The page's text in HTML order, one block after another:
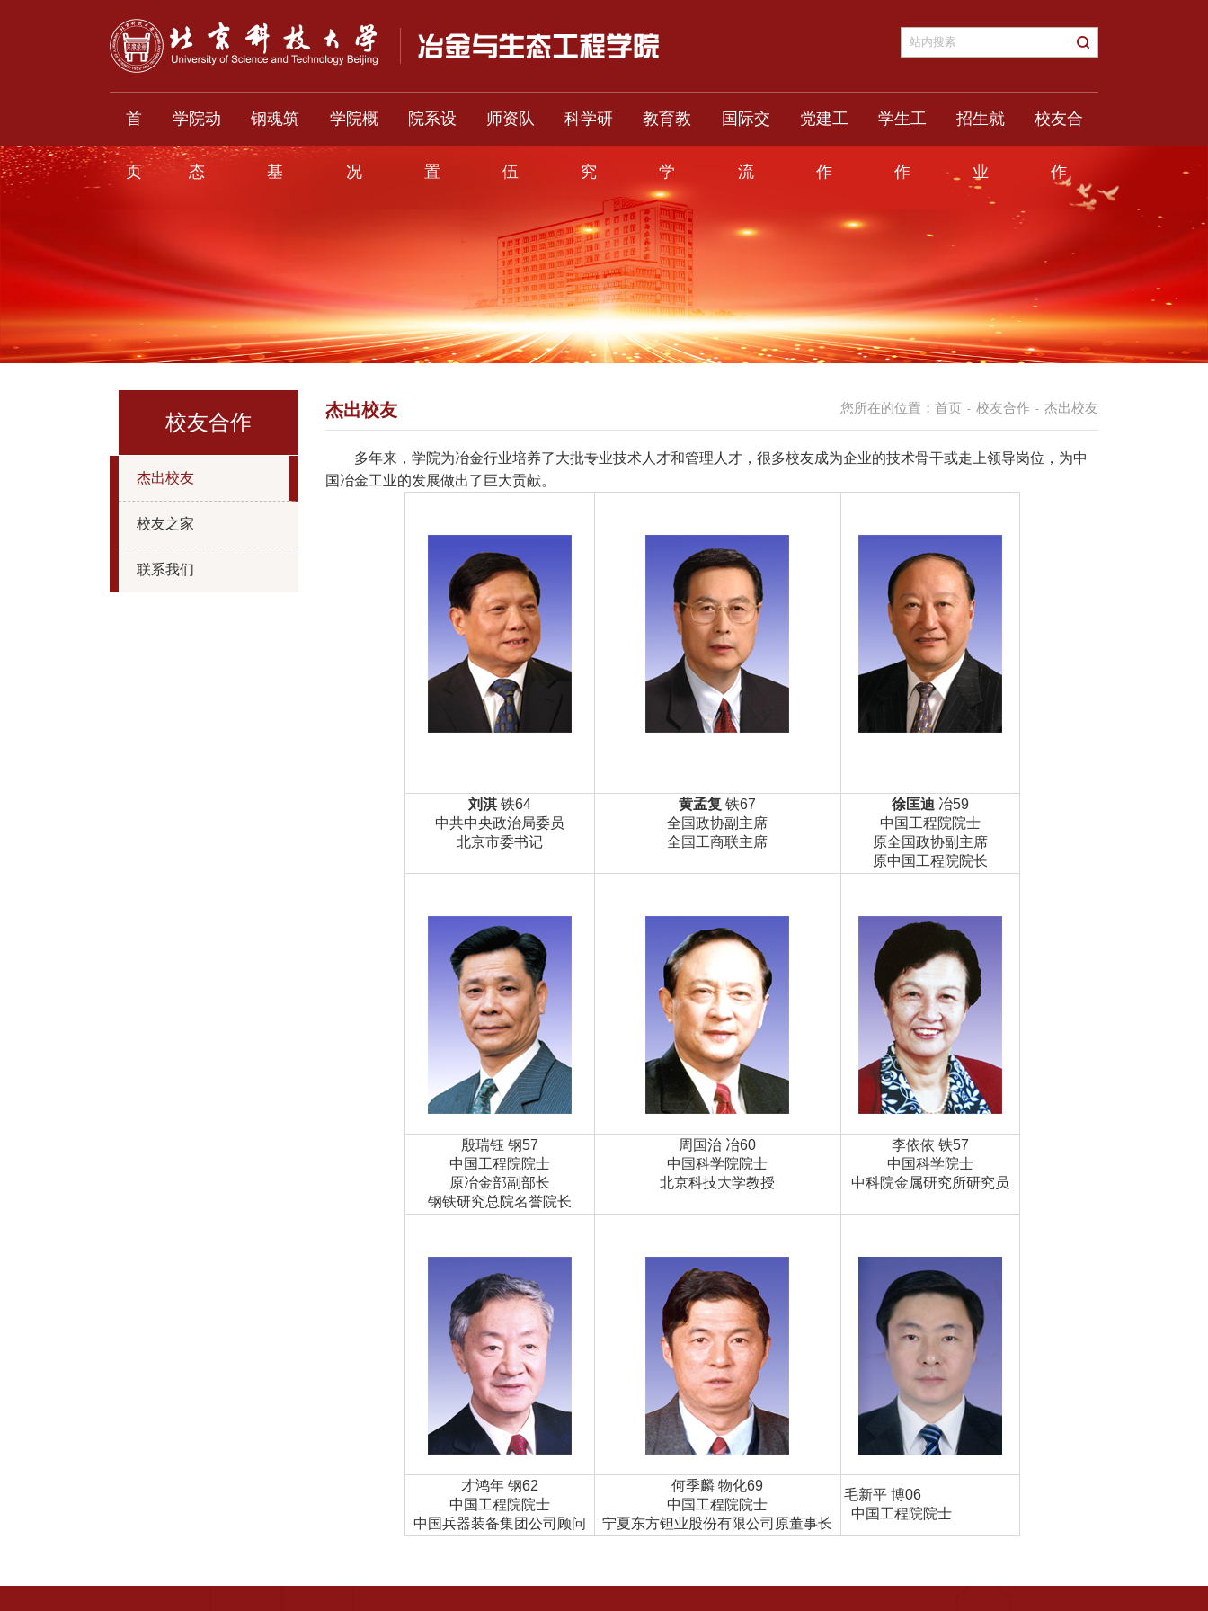
首
页
学院动
态
钢魂筑
基
学院概
况
院系设
置
师资队
伍
科学研
究
教育教
学
国际交
流
党建工
作
学生工
作
招生就
业
校友合
作
校友合作
杰出校友
校友之家
联系我们
您所在的位置： 首页 - 校友合作 - 杰出校友
杰出校友
多年来，学院为冶金行业培养了大批专业技术人才和管理人才，很多校友成为企业的技术骨干或走上领导岗位，为中
国冶金工业的发展做出了巨大贡献。
刘淇铁64
中共中央政治局委员
北京市委书记
黄孟复 铁67
全国政协副主席
全国工商联主席
徐匡迪 冶59
中国工程院院士
原全国政协副主席
原中国工程院院长
殷瑞钰 钢57
中国工程院院士
原冶金部副部长
钢铁研究总院名誉院长
周国治 冶60
中国科学院院士
北京科技大学教授
李依依 铁57
中国科学院士
中科院金属研究所研究员
才鸿年 钢62
中国工程院院士
中国兵器装备集团公司顾问
何季麟 物化69
中国工程院院士
宁夏东方钽业股份有限公司原董事长
毛新平 博06
中国工程院院士